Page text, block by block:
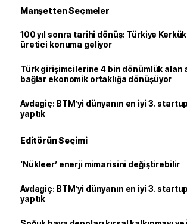
Manşetten Seçmeler
100 yıl sonra tarihi dönüş: Türkiye
üretici konuma geliyor
Türk girişimcilerine 4 bin dönümlük alan
bağlar ekonomik ortaklığa dönüşüyor
Avdagiç: BTM’yi dünyanın en iyi 3.
yaptık
Editörün Seçimi
‘Nükleer’ enerji mimarisini değiştirebilir
Avdagiç: BTM’yi dünyanın en iyi 3.
yaptık